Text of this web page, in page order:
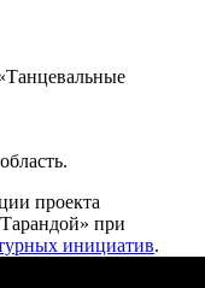
проекта
при
инициатив.